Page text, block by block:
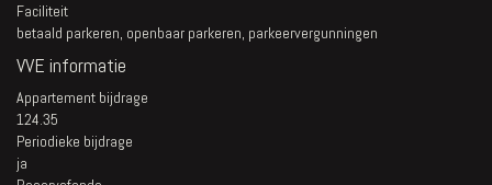
Faciliteit
betaald parkeren, openbaar parkeren, parkeervergunningen
VVE informatie
Appartement bijdrage
124.35
Periodieke bijdrage
ja